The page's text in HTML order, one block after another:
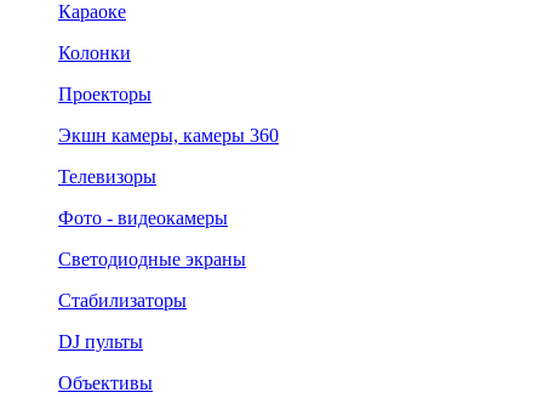
Караоке
Колонки
Проекторы
Экшн камеры, камеры 360
Телевизоры
Фото - видеокамеры
Светодиодные экраны
Стабилизаторы
DJ пульты
Объективы